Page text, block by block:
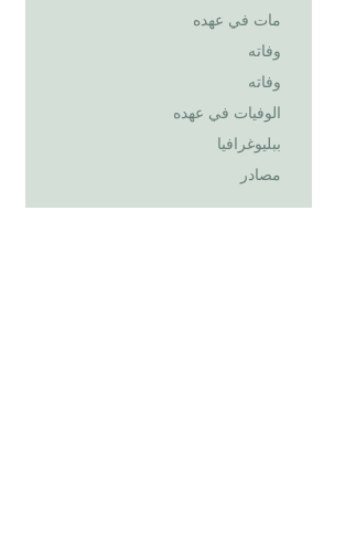
مات في عهده
وفاته
وفاته
الوفيات في عهده
ببليوغرافيا
مصادر